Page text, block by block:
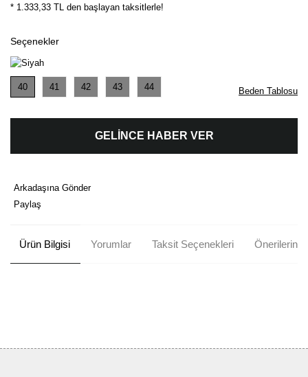
* 1.333,33 TL den başlayan taksitlerle!
Seçenekler
40 41 42 43 44 Beden Tablosu
GELİNCE HABER VER
Arkadaşına Gönder
Paylaş
Ürün Bilgisi Yorumlar Taksit Seçenekleri Önerileriniz